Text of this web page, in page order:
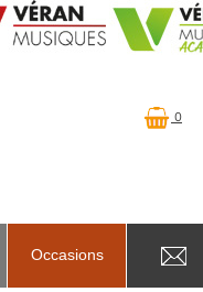
0
Occasions